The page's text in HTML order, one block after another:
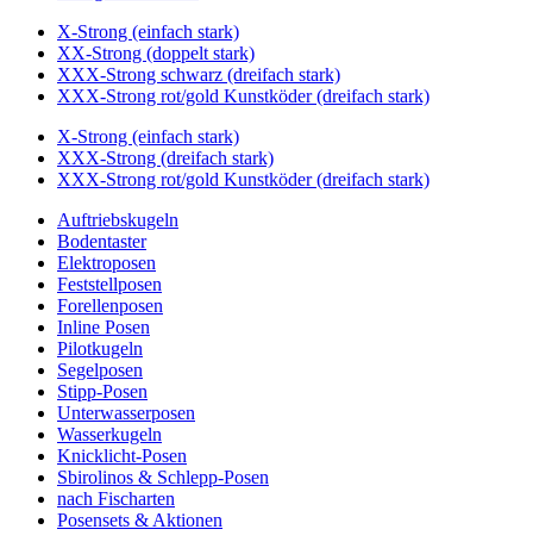
X-Strong (einfach stark)
XX-Strong (doppelt stark)
XXX-Strong schwarz (dreifach stark)
XXX-Strong rot/gold Kunstköder (dreifach stark)
X-Strong (einfach stark)
XXX-Strong (dreifach stark)
XXX-Strong rot/gold Kunstköder (dreifach stark)
Auftriebskugeln
Bodentaster
Elektroposen
Feststellposen
Forellenposen
Inline Posen
Pilotkugeln
Segelposen
Stipp-Posen
Unterwasserposen
Wasserkugeln
Knicklicht-Posen
Sbirolinos & Schlepp-Posen
nach Fischarten
Posensets & Aktionen